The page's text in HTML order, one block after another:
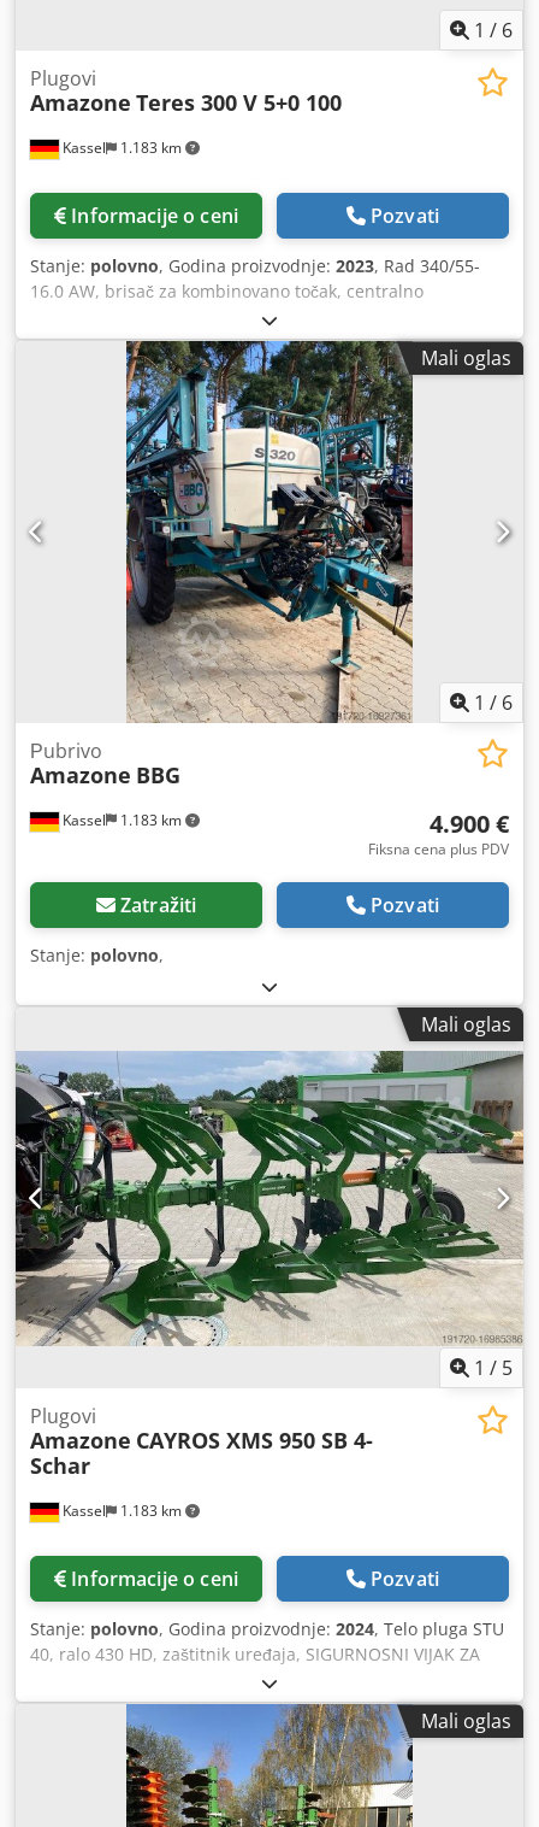
1 / 6
Kassel 1.183 km
Plugovi
Amazone Teres 300 V 5+0 100
Informacije o ceni Pozvati
Stanje: polovno, Godina proizvodnje: 2023, Rad 340/55-
16.0 AW, brisač za kombinovano točak, centralno
podešavanje pritiska za aktivaciju / plug telo STU 40, daska
raonika 430, ojačani vrh raonika HD, taler D 500 nazubljen,
1 komad / nazubljen, priprema za osvetljenje / Dcsdpfet
Eay Eox Afijk
Mali oglas
1 / 6
Kassel 1.183 km
Рubrivo
Amazone BBG
4.900 €
Fiksna cena plus PDV
Zatražiti Pozvati
Stanje: polovno,
Mali oglas
1 / 5
Kassel 1.183 km
Plugovi
Amazone CAYROS XMS 950 SB 4-
Schar
Informacije o ceni Pozvati
Stanje: polovno, Godina proizvodnje: 2024, Telo pluga STU
40, ralo 430 HD, zaštitnik uređaja, SIGURNOSNI VIJAK ZA
Mali oglas